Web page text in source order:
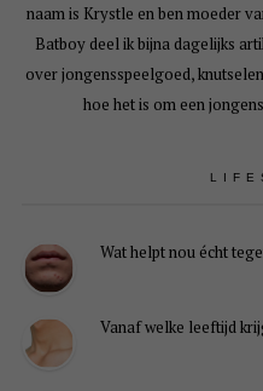
naam is Krystle en ben moeder
Batboy deel ik bijna dagelijks
over jongensspeelgoed,
hoe het is om een
Wat helpt nou écht
Vanaf welke leeftijd